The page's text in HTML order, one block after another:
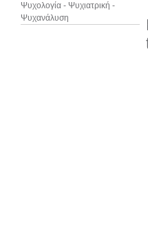
Ψυχολογία - Ψυχιατρική -
Ψυχανάλυση